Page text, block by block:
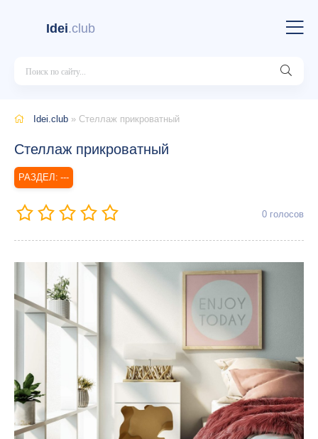
Idei.club
Idei.club » Стеллаж прикроватный
Стеллаж прикроватный
---
0 голосов